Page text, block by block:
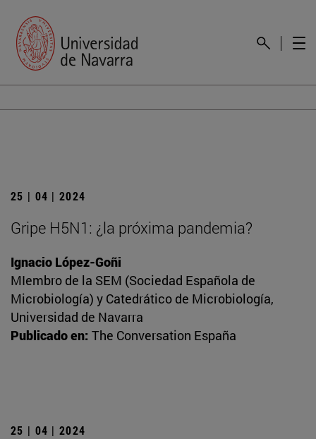
25 | 04 | 2024
Gripe H5N1: ¿la próxima pandemia?
Ignacio López-Goñi
MIembro de la SEM (Sociedad Española de
Microbiología) y Catedrático de Microbiología,
Universidad de Navarra
Publicado en: The Conversation España
25 | 04 | 2024